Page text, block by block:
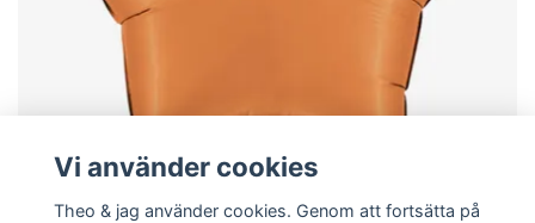
Vi använder cookies
Theo & jag använder cookies. Genom att fortsätta på